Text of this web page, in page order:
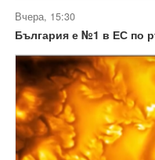
Вчера, 15:30
България е №1 в ЕС по